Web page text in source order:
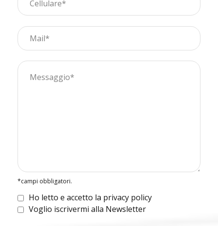
*campi obbligatori.
Ho letto e accetto la privacy policy
Voglio iscrivermi alla Newsletter